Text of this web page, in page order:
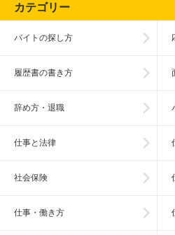
カテゴリー
バイトの探し方
履歴書の書き方
辞め方・退職
仕事と法律
社会保険
仕事・働き方